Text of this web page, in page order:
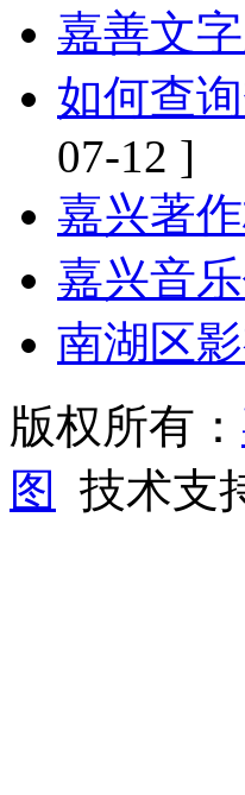
嘉善文
如何查
07-12 ]
嘉兴著
嘉兴音
南湖区
版权所有：
图
技术支